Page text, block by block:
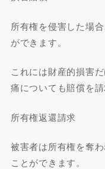
所有権を侵害した場
ができます。
これには財産的損害
痛についても賠償を
所有権返還請求
被害者は所有権を奪
ことができます。